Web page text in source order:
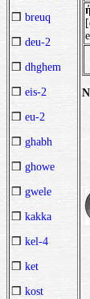
❒ breuq
❒ deu-2
❒ dhghem
❒ eis-2
❒ eu-2
❒ ghabh
❒ ghowe
❒ gwele
❒ kakka
❒ kel-4
❒ ket
❒ kost